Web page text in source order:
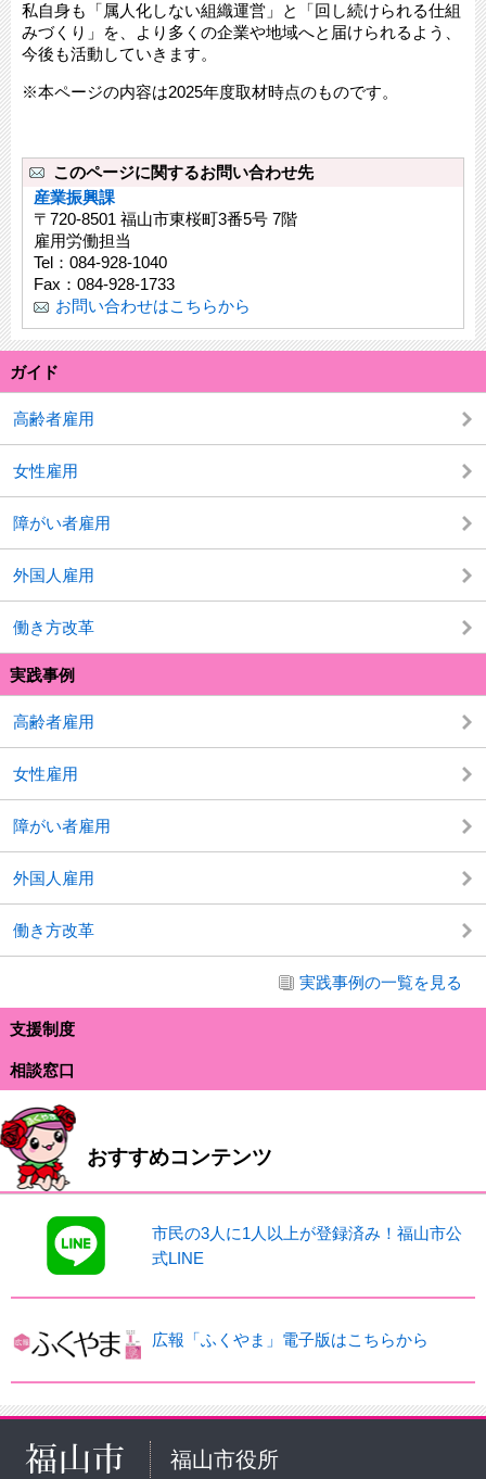
ガイド
高齢者雇用
女性雇用
障がい者雇用
外国人雇用
働き方改革
実践事例
高齢者雇用
女性雇用
障がい者雇用
外国人雇用
働き方改革
実践事例の一覧を見る
支援制度
相談窓口
おすすめコンテンツ
市民の3人に1人以上が登録済み！福山市公
式LINE
広報「ふくやま」電子版はこちらから
私自身も「属人化しない組織運営」と「回し続けられる仕組
みづくり」を、より多くの企業や地域へと届けられるよう、
今後も活動していきます。
※本ページの内容は2025年度取材時点のものです。
このページに関するお問い合わせ先
産業振興課
〒720-8501 福山市東桜町3番5号 7階
雇用労働担当
Tel：084-928-1040
Fax：084-928-1733
お問い合わせはこちらから
福山市役所